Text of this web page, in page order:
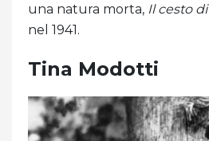
una natura morta, Il cesto
nel 1941.
Tina Modotti